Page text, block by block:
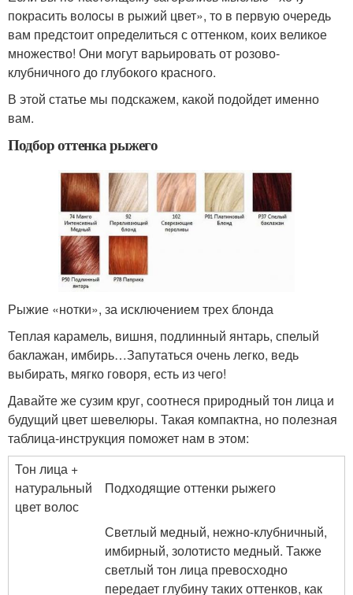
покрасить волосы в рыжий цвет», то в первую очередь
вам предстоит определиться с оттенком, коих великое
множество! Они могут варьировать от розово-
клубничного до глубокого красного.
В этой статье мы подскажем, какой подойдет именно
вам.
Подбор оттенка рыжего
Рыжие «нотки», за исключением трех блонда
Теплая карамель, вишня, подлинный янтарь, спелый
баклажан, имбирь…Запутаться очень легко, ведь
выбирать, мягко говоря, есть из чего!
Давайте же сузим круг, соотнеся природный тон лица и
будущий цвет шевелюры. Такая компактна, но полезная
таблица-инструкция поможет нам в этом:
Тон лица +
натуральный
цвет волос
Подходящие оттенки рыжего
Светлый медный, нежно-клубничный,
имбирный, золотисто медный. Также
светлый тон лица превосходно
передает глубину таких оттенков, как